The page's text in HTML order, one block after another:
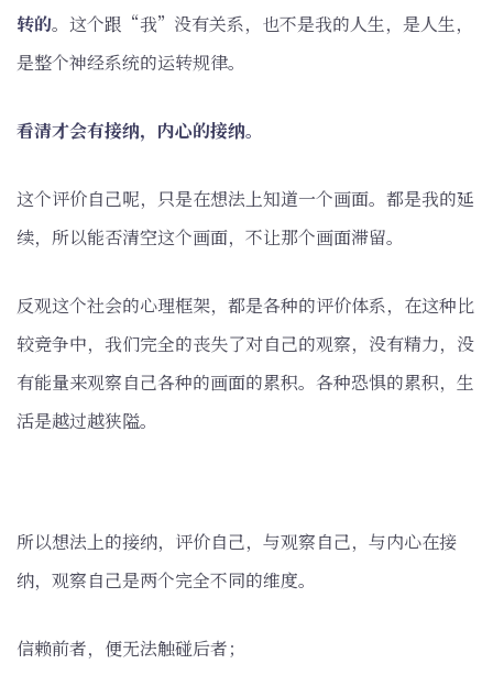
转的。这个跟“我”没有关系，也不是我的人生，是人生，
是整个神经系统的运转规律。
看清才会有接纳，内心的接纳。
这个评价自己呢，只是在想法上知道一个画面。都是我的延
续，所以能否清空这个画面，不让那个画面滞留。
反观这个社会的心理框架，都是各种的评价体系，在这种比
较竞争中，我们完全的丧失了对自己的观察，没有精力，没
有能量来观察自己各种的画面的累积。各种恐惧的累积，生
活是越过越狭隘。
所以想法上的接纳，评价自己，与观察自己，与内心在接
纳，观察自己是两个完全不同的维度。
信赖前者，便无法触碰后者；